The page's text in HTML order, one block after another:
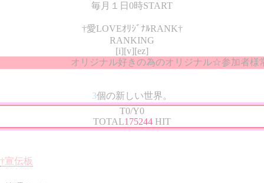
毎月１日0時START
†愛LOVEｵﾘｼﾞﾅﾙRANK†
RANKING
[i][v][ez]
オリジナル好きの為のオリジナル☆参加者様
3個の新しい世界。
T0/Y0
TOTAL175244 HIT
†宣伝板